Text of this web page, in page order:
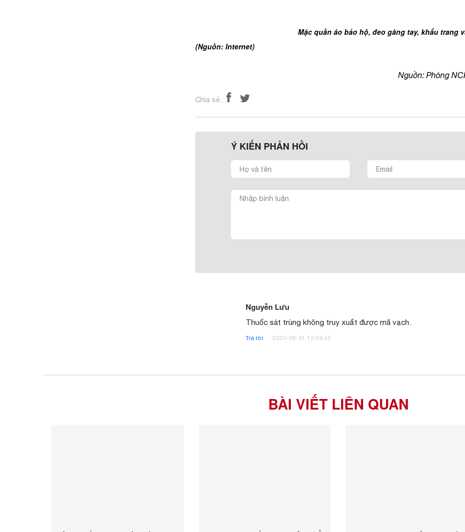
Mặc quần áo bảo hộ, đeo găng tay, khẩu
(Nguồn: Internet)
Nguồn: Phòng
Chia sẻ :
Ý KIẾN PHẢN HỒI
Nguyễn Lưu
Thuốc sát trùng không truy xuất được mã vạch.
Trả lời 2020-08-31 12:59:42
BÀI VIẾT LIÊN QUAN